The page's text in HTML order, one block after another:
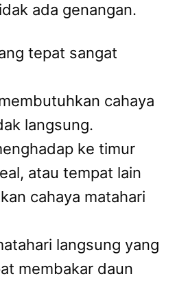
ada genangan.
tepat sangat
cahaya
langsung.
ke timur
atau tempat lain
cahaya matahari
langsung yang
membakar daun